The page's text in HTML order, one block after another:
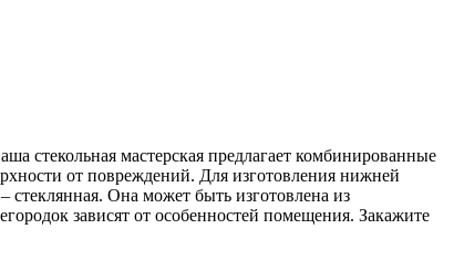
стекольная мастерская предлагает комбинированные
от повреждений. Для изготовления нижней
стеклянная. Она может быть изготовлена из
зависят от особенностей помещения. Закажите